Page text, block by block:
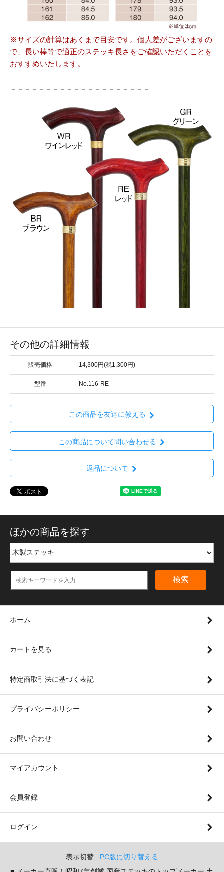
※サイズの計算はあくまで目安です。個人差がございますの
で、長い棒等で適正のステッキ長さをご確認いただくことを
おすすめいたします。
－－－－－－－－－－－－－－－－－－－－
その他の詳細情報
販売価格 14,300円(税1,300円)
型番 No.116-RE
この商品を友達に教える
この商品について問い合わせる
返品について
ほかの商品を探す
検索
ホーム
カートを見る
特定商取引法に基づく表記
プライバシーポリシー
お問い合わせ
マイアカウント
会員登録
ログイン
表示切替 : PC版に切り替える